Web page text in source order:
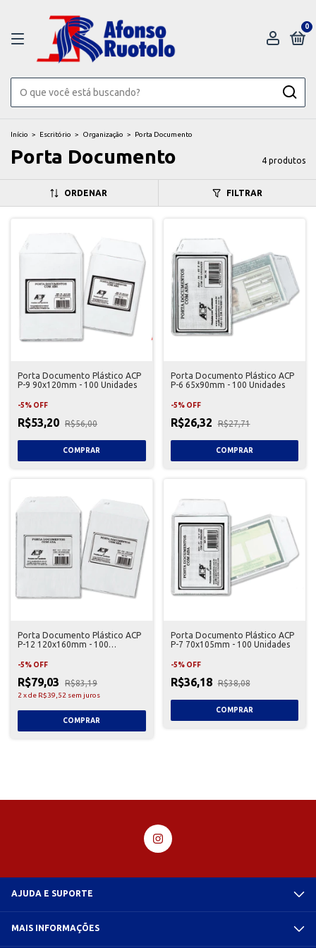
0
Início > Escritório > Organização > Porta Documento
Porta Documento 4 produtos
ORDENAR FILTRAR
Porta Documento Plástico ACP
P-9 90x120mm - 100 Unidades
-5% OFF
R$53,20 R$56,00
Porta Documento Plástico ACP
P-6 65x90mm - 100 Unidades
-5% OFF
R$26,32 R$27,71
Porta Documento Plástico ACP
P-12 120x160mm - 100
-5% OFF
R$79,03 R$83,19
2 xde R$39,52 sem juros
Porta Documento Plástico ACP
P-7 70x105mm - 100 Unidades
-5% OFF
R$36,18 R$38,08
AJUDA E SUPORTE
MAIS INFORMAÇÕES